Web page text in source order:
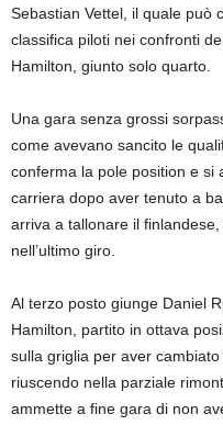
Sebastian Vettel, il quale può
classifica piloti nei confronti
Hamilton, giunto solo quarto.
Una gara senza grossi
come avevano sancito le
conferma la pole position e si
carriera dopo aver tenuto a
arriva a tallonare il
nell’ultimo giro.
Al terzo posto giunge Daniel
Hamilton, partito in ottava
sulla griglia per aver
riuscendo nella parziale
ammette a fine gara di non